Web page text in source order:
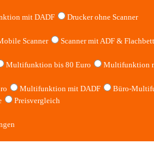
mit DADF
Drucker ohne Scanner
Scanner Scanner mit ADF & Flachbett
Multifunktion bis 80 Euro Multifunktion
Multifunktion mit DADF Büro-
Preisvergleich